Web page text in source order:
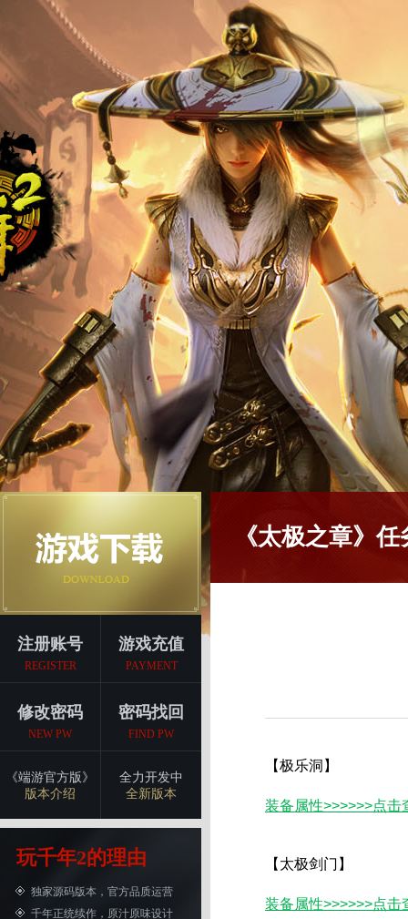
注册账号
REGISTER
游戏充值
PAYMENT
修改密码
NEW PW
密码找回
FIND PW
《端游官方版》
版本介绍
全力开发中
全新版本
玩千年2的理由
独家源码版本，官方品质运营
千年正统续作，原汁原味设计
《太极之章》任
【极乐洞】
装备属性>>>>>>点击
【太极剑门】
装备属性>>>>>>点击